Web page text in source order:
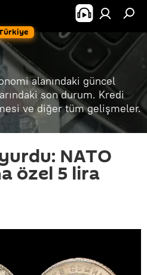
alanındaki güncel
son durum. Kredi
ve diğer tüm gelişmeler.
NATO
özel 5 lira